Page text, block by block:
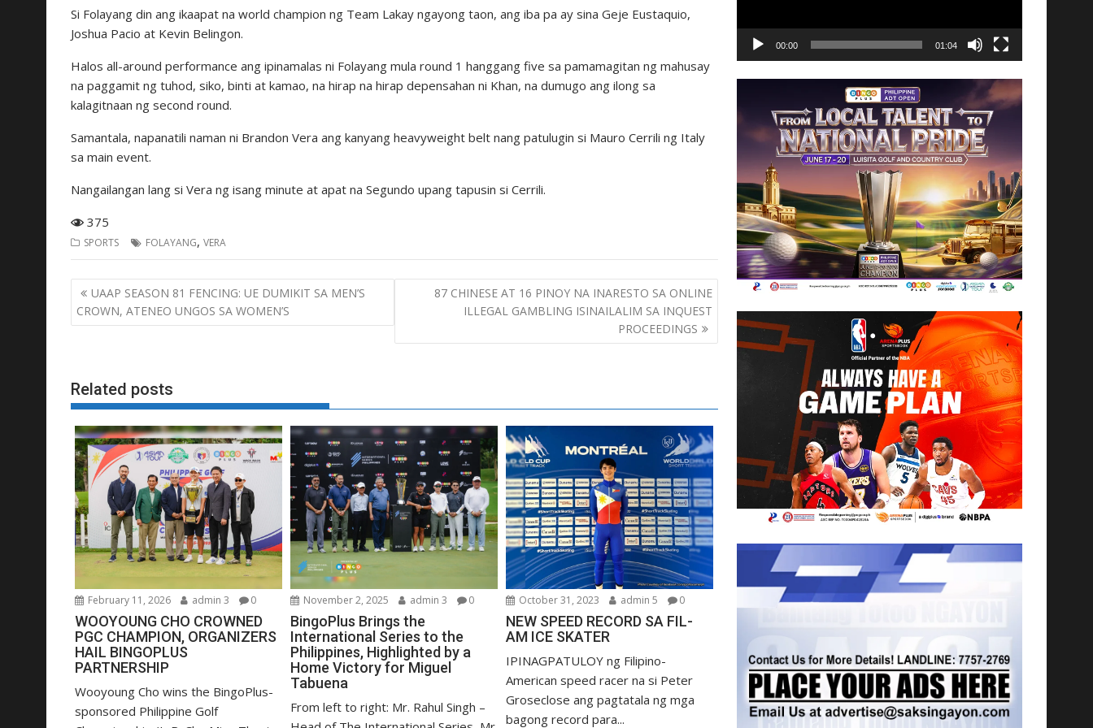
Si Folayang din ang ikaapat na world champion ng Team Lakay ngayong taon, ang iba pa ay sina Geje Eustaquio,
Joshua Pacio at Kevin Belingon.
Halos all-around performance ang ipinamalas ni Folayang mula round 1 hanggang five sa pamamagitan ng mahusay
na paggamit ng tuhod, siko, binti at kamao, na hirap na hirap depensahan ni Khan, na dumugo ang ilong sa
kalagitnaan ng second round.
Samantala, napanatili naman ni Brandon Vera ang kanyang heavyweight belt nang patulugin si Mauro Cerrili ng Italy
sa main event.
Nangailangan lang si Vera ng isang minute at apat na Segundo upang tapusin si Cerrili.
375
SPORTS FOLAYANG, VERA
Post
navigation
UAAP SEASON 81 FENCING: UE DUMIKIT SA MEN’S
CROWN, ATENEO UNGOS SA WOMEN’S
87 CHINESE AT 16 PINOY NA INARESTO SA ONLINE
ILLEGAL GAMBLING ISINAILALIM SA INQUEST
PROCEEDINGS
Related posts
February 11, 2026 admin 3 0
WOOYOUNG CHO CROWNED
PGC CHAMPION, ORGANIZERS
HAIL BINGOPLUS
PARTNERSHIP
Wooyoung Cho wins the BingoPlus-
sponsored Philippine Golf
November 2, 2025 admin 3 0
BingoPlus Brings the
International Series to the
Philippines, Highlighted by a
Home Victory for Miguel
Tabuena
From left to right: Mr. Rahul Singh –
October 31, 2023 admin 5 0
NEW SPEED RECORD SA FIL-
AM ICE SKATER
IPINAGPATULOY ng Filipino-
American speed racer na si Peter
Groseclose ang pagtatala ng mga
bagong record para...
00:00 01:04